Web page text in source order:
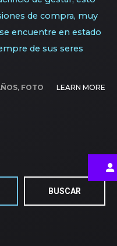
de compra, muy
encuentre en estado
de sus seres
, FOTO
LEARN MORE
BUSCAR